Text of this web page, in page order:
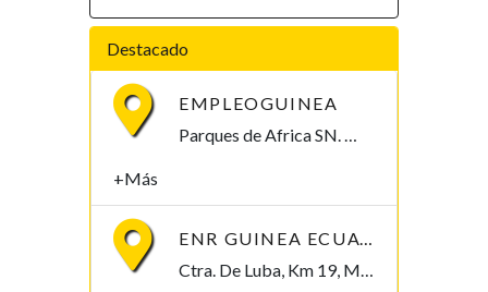
Destacado
EMPLEOGUINEA
+Más